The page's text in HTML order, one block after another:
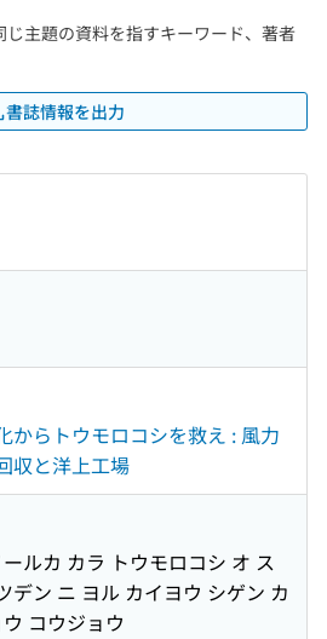
主題の資料を指すキーワード、著者
書誌情報を出力
からトウモロコシを救え : 風力
収と洋上工場
ルカ カラ トウモロコシ オ ス
デン ニ ヨル カイヨウ シゲン カ
コウジョウ